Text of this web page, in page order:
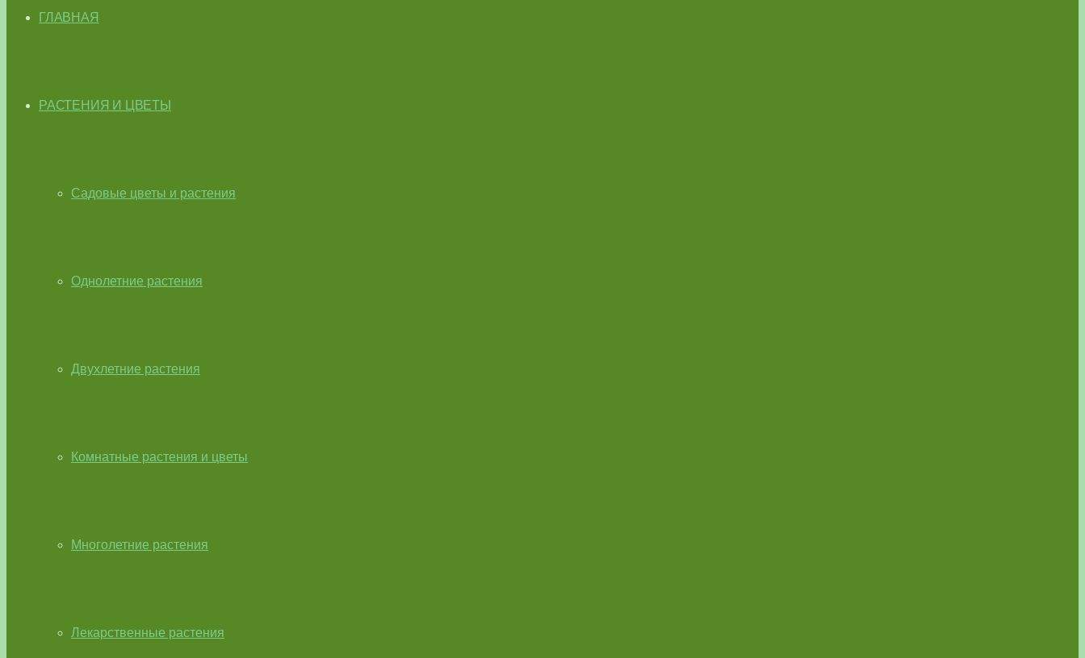
ГЛАВНАЯ
РАСТЕНИЯ И ЦВЕТЫ
Садовые цветы и растения
Однолетние растения
Двухлетние растения
Комнатные растения и цветы
Многолетние растения
Лекарственные растения